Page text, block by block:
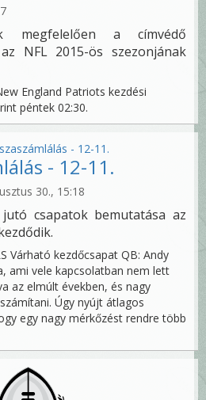
megfelelően a címvédő
NFL 2015-ös szezonjának
England Patriots kezdési
péntek 02:30.
- 12-11.
30., 15:18
csapatok bemutatása az
Várható kezdőcsapat QB: Andy
ami vele kapcsolatban nem lett
az elmúlt években, és nagy
Úgy nyújt átlagos
egy nagy mérkőzést rendre több